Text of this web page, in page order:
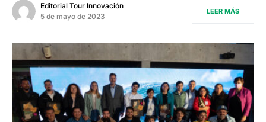
Editorial Tour Innovación
5 de mayo de 2023
LEER MÁS